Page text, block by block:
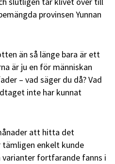
provinsen Yunnan
än så länge bara är ett
är ju en för människan
– vad säger du då? Vad
inte har kunnat
att hitta det
enkelt kunde
fortfarande fanns i